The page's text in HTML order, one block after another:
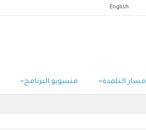
English
مسار التلمذة منسوبو البرنامج